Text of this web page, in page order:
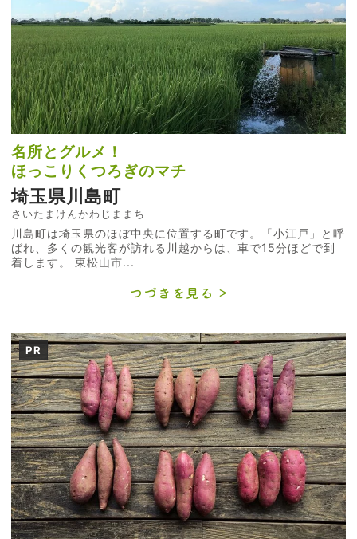
名所とグルメ！
ほっこりくつろぎのマチ
埼玉県川島町
さいたまけんかわじままち
川島町は埼玉県のほぼ中央に位置する町です。「小江戸」と呼
ばれ、多くの観光客が訪れる川越からは、車で15分ほどで到
着します。 東松山市...
つづきを見る
PR